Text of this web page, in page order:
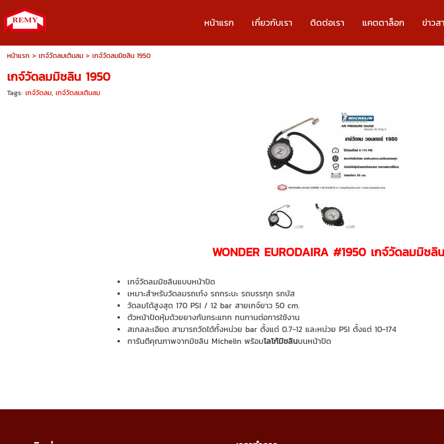
หน้าแรก เกี่ยวกับเรา ติดต่อเรา แคตตาล็อก ข่าวส
หน้าแรก > เกจ์วัดลมเติมลม> เกจ์วัดลมมิชลิน 1950
เกจ์วัดลมมิชลิน 1950
Tags: เกจ์วัดลม, เกจ์วัดลมเติมลม
WONDER EURODAIRA #1950 เกจ์วัดลมมิชลิ
เกจ์วัดลมมิชลินแบบหน้าปัด
เหมาะสำหรับวัดลมรถเก๋ง รถกระบะ รถบรรทุก รถบัส
วัดลมได้สูงสุด 170 PSI / 12 bar สายเกจ์ยาว 50 cm.
ตัวหน้าปัดหุ้มด้วยยางกันกระแทก ทนทานต่อการใช้งาน
สเกลละเอียด สามารถวัดได้ทั้งหน่วย bar ตั้งแต่ 0.7-12 และหน่วย PSI ตั้งแต่ 10-174
การันตีคุณภาพจากมิชลิน Michelin พร้อมโลโก้มิชลินบนหน้าปัด